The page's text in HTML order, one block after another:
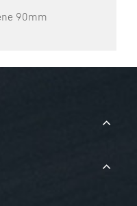
90mm